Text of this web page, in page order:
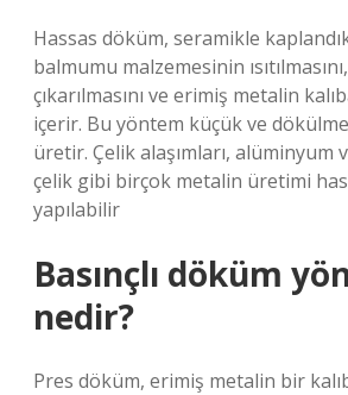
Hassas döküm, seramikle
balmumu malzemesinin
çıkarılmasını ve erimiş metalin
içerir. Bu yöntem küçük ve
üretir. Çelik alaşımları, alüminyum
çelik gibi birçok metalin üretimi
yapılabilir
Basınçlı döküm
nedir?
Pres döküm, erimiş metalin bir